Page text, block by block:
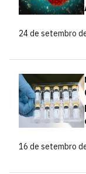
24 de setembro
16 de setembro